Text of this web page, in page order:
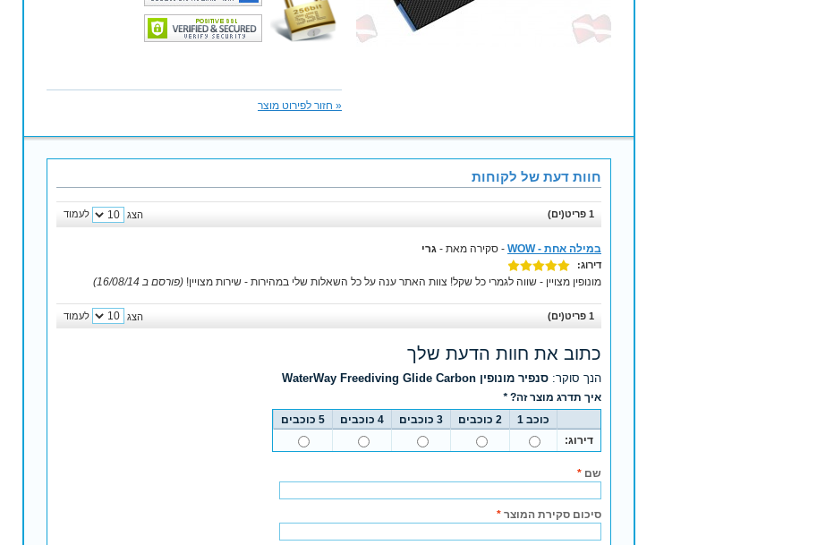
« חזור לפירוט מוצר
חוות דעת של לקוחות
1 פריט(ים) הצג לעמוד
במילה אחת - WOW - סקירה מאת - גרי
דירוג:
מונופין מצויין - שווה לגמרי כל שקל! צוות האתר ענה על כל השאלות שלי במהירות - שירות מצויין! (פורסם ב 16/08/14)
1 פריט(ים) הצג לעמוד
כתוב את חוות הדעת שלך
הנך סוקר: סנפיר מונופין WaterWay Freediving Glide Carbon
איך תדרג מוצר זה? *
כוכב 1
2 כוכבים 3 כוכבים 4 כוכבים
5 כוכבים
דירוג:
* שם
* סיכום סקירת המוצר